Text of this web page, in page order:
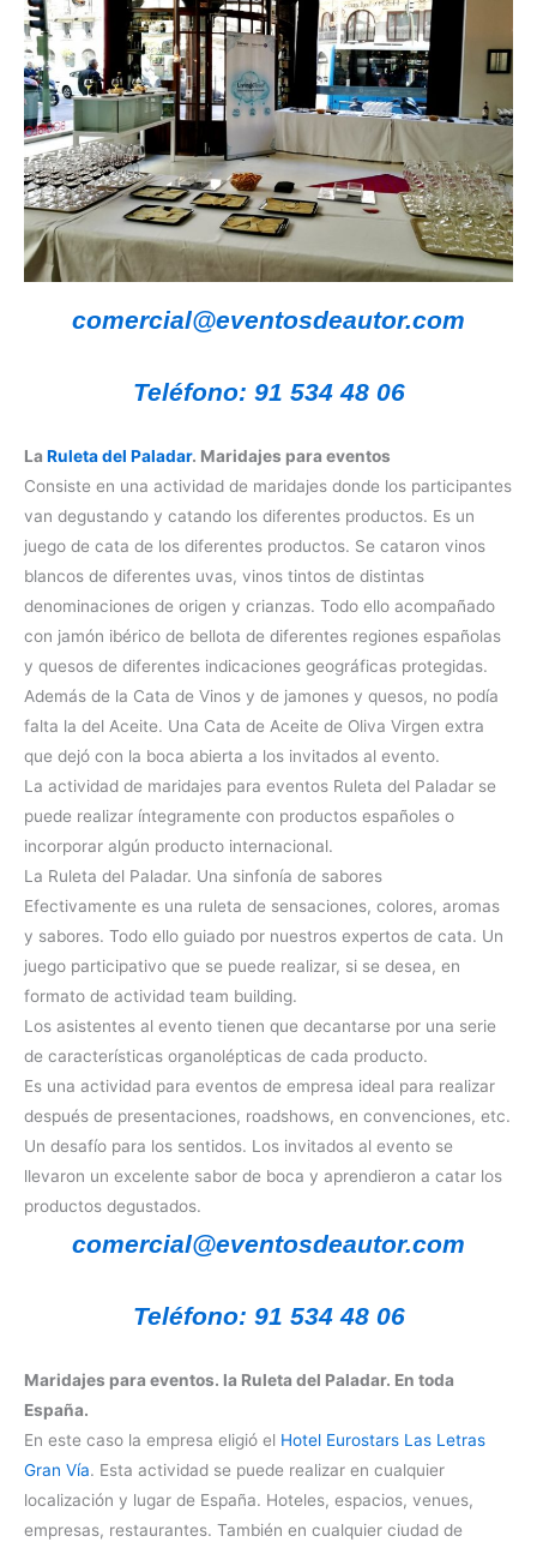
comercial@eventosdeautor.com
Teléfono: 91 534 48 06
La Ruletadel Paladar. Maridajes para eventos
Consiste en una actividad de maridajes donde los participantes
van degustando y catando los diferentes productos. Es un
juego de cata de los diferentes productos. Se cataron vinos
blancos de diferentes uvas, vinos tintos de distintas
denominaciones de origen y crianzas. Todo ello acompañado
con jamón ibérico de bellota de diferentes regiones españolas
y quesos de diferentes indicaciones geográficas protegidas.
Además de la Cata de Vinos y de jamones y quesos, no podía
falta la del Aceite. Una Cata de Aceite de Oliva Virgen extra
que dejó con la boca abierta a los invitados al evento.
La actividad de maridajes para eventos Ruleta del Paladar se
puede realizar íntegramente con productos españoles o
incorporar algún producto internacional.
La Ruleta del Paladar. Una sinfonía de sabores
Efectivamente es una ruleta de sensaciones, colores, aromas
y sabores. Todo ello guiado por nuestros expertos de cata. Un
juego participativo que se puede realizar, si se desea, en
formato de actividad team building.
Los asistentes al evento tienen que decantarse por una serie
de características organolépticas de cada producto.
Es una actividad para eventos de empresa ideal para realizar
después de presentaciones, roadshows, en convenciones, etc.
Un desafío para los sentidos. Los invitados al evento se
llevaron un excelente sabor de boca y aprendieron a catar los
productos degustados.
comercial@eventosdeautor.com
Teléfono: 91 534 48 06
Maridajes para eventos. la Ruleta del Paladar. En toda
España.
En este caso la empresa eligió el Hotel Eurostars Las Letras
Gran Vía. Esta actividad se puede realizar en cualquier
localización y lugar de España. Hoteles, espacios, venues,
empresas, restaurantes. También en cualquier ciudad de